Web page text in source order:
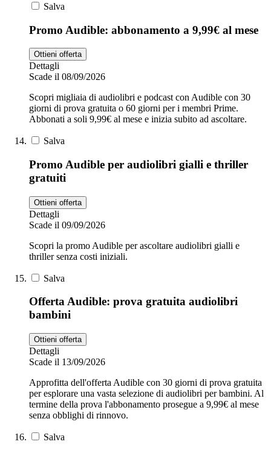
Salva
Promo Audible: abbonamento a 9,99€ al mese
Ottieni offerta
Dettagli
Scade il 08/09/2026
Scopri migliaia di audiolibri e podcast con Audible con 30
giorni di prova gratuita o 60 giorni per i membri Prime.
Abbonati a soli 9,99€ al mese e inizia subito ad ascoltare.
Salva
Promo Audible per audiolibri gialli e thriller
gratuiti
Ottieni offerta
Dettagli
Scade il 09/09/2026
Scopri la promo Audible per ascoltare audiolibri gialli e
thriller senza costi iniziali.
Salva
Offerta Audible: prova gratuita audiolibri
bambini
Ottieni offerta
Dettagli
Scade il 13/09/2026
Approfitta dell'offerta Audible con 30 giorni di prova gratuita
per esplorare una vasta selezione di audiolibri per bambini. Al
termine della prova l'abbonamento prosegue a 9,99€ al mese
senza obblighi di rinnovo.
Salva